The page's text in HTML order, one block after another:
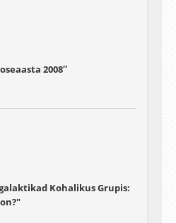
2008″
Kohalikus Grupis: